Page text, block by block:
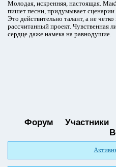
Молодая, искренняя, настоящая.
пишет песни, придумывает сценарии
Это действительно талант, а не
рассчитанный проект. Чувственная
сердце даже намека на равнодушие.
Форум Участники